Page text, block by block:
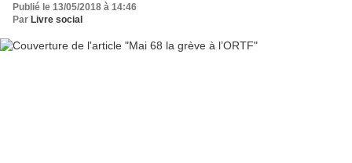
Publié le 13/05/2018 à 14:46
Par Livre social